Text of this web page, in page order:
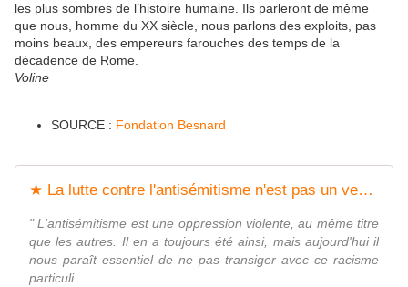
les plus sombres de l’histoire humaine. Ils parleront de même
que nous, homme du XX siècle, nous parlons des exploits, pas
moins beaux, des empereurs farouches des temps de la
décadence de Rome.
Voline
SOURCE : Fondation Besnard
★ La lutte contre l'antisémitisme n'est pas un vestige du passé - Socialisme libertaire
" L'antisémitisme est une oppression violente, au même titre
que les autres. Il en a toujours été ainsi, mais aujourd'hui il
nous paraît essentiel de ne pas transiger avec ce racisme
particuli...